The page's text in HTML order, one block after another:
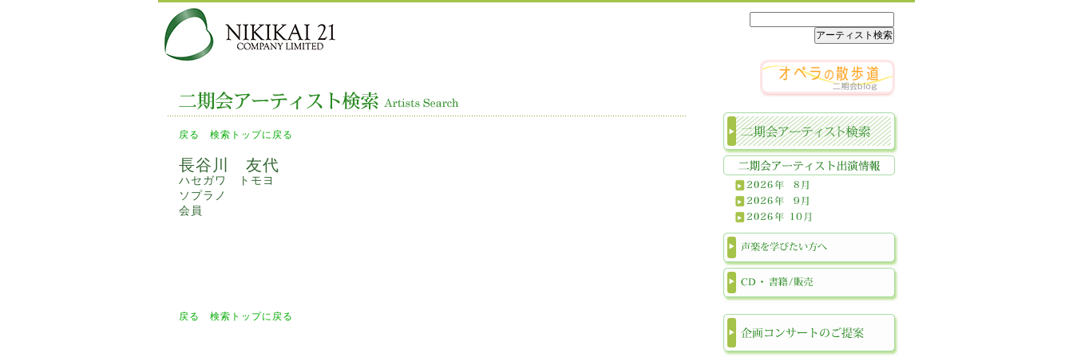
戻る 検索トップに戻る
長谷川 友代
ハセガワ トモヨ
ソプラノ
会員
戻る 検索トップに戻る